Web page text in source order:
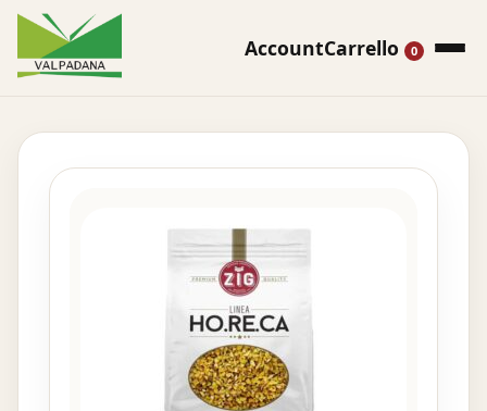
AccountCarrello 0